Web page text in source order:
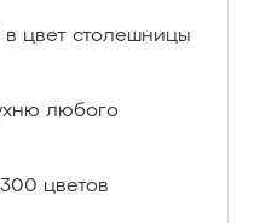
цвет столешницы
любого
цветов